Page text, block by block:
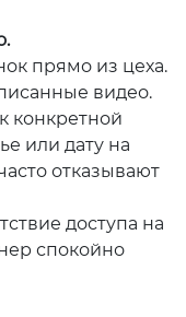
прямо из цеха.
видео.
конкретной
или дату на
отказывают
доступа на
спокойно